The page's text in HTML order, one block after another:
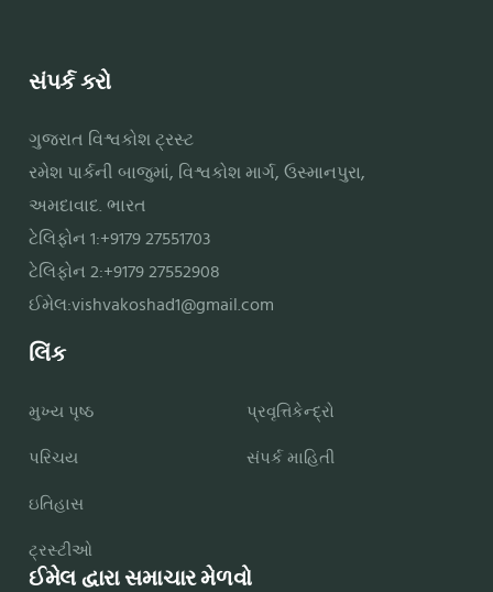
સંપર્ક કરો
ગુજરાત વિશ્વકોશ ટ્રસ્ટ
રમેશ પાર્કની બાજુમાં, વિશ્વકોશ માર્ગ, ઉસ્માનપુરા,
અમદાવાદ. ભારત
ટેલિફોન 1:+9179 27551703
ટેલિફોન 2:+9179 27552908
ઈમેલ:vishvakoshad1@gmail.com
લિંક
મુખ્ય પૃષ્ઠ
પરિચય
ઇતિહાસ
ટ્રસ્ટીઓ
પ્રવૃત્તિકેન્દ્રો
સંપર્ક માહિતી
ઈમેલ દ્વારા સમાચાર મેળવો